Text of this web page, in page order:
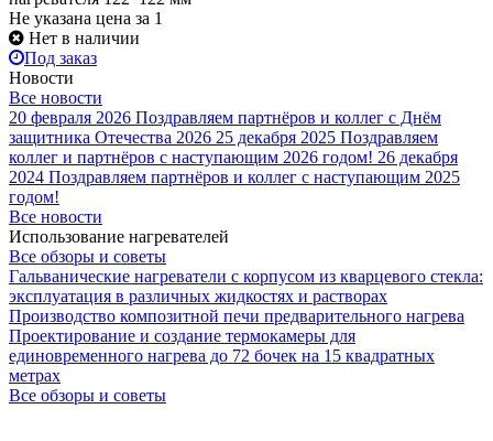
Не указана цена за 1
Нет в наличии
Под заказ
Новости
Все новости
20 февраля 2026 Поздравляем партнёров и коллег с Днём
защитника Отечества 2026 25 декабря 2025 Поздравляем
коллег и партнёров с наступающим 2026 годом! 26 декабря
2024 Поздравляем партнёров и коллег с наступающим 2025
годом!
Все новости
Использование нагревателей
Все обзоры и советы
Гальванические нагреватели с корпусом из кварцевого стекла:
эксплуатация в различных жидкостях и растворах
Производство композитной печи предварительного нагрева
Проектирование и создание термокамеры для
единовременного нагрева до 72 бочек на 15 квадратных
метрах
Все обзоры и советы